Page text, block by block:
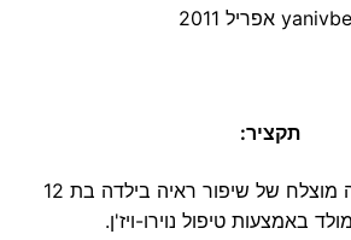
אפריל 2011
תקציר:
דווח על מקרה מוצלח של שיפור ראיה בילדה בת 12
באמצעות טיפול נוירו-ויז'ן.